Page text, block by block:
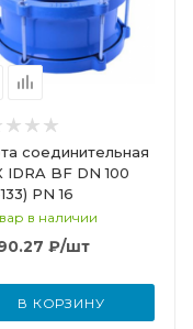
соединительная
BF DN 100
PN 16
в наличии
₽/шт
В КОРЗИНУ